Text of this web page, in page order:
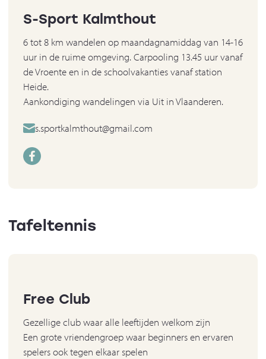
S-Sport Kalmthout
6 tot 8 km wandelen op maandagnamiddag van 14-16
uur in de ruime omgeving. Carpooling 13.45 uur vanaf
de Vroente en in de schoolvakanties vanaf station
Heide.
Aankondiging wandelingen via Uit in Vlaanderen.
s.sportkalmthout@gmail.com
Tafeltennis
Free Club
Gezellige club waar alle leeftijden welkom zijn
Een grote vriendengroep waar beginners en ervaren
spelers ook tegen elkaar spelen